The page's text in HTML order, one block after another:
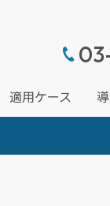
適用ケース